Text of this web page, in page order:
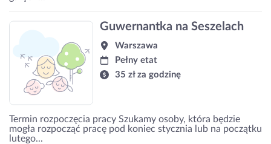
Guwernantka na Seszelach
Warszawa
Pełny etat
35 zł za godzinę
Termin rozpoczęcia pracy Szukamy osoby, która będzie
mogła rozpocząć pracę pod koniec stycznia lub na początku
lutego...